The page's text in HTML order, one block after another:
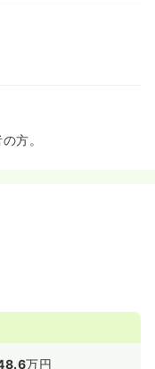
方。
万円